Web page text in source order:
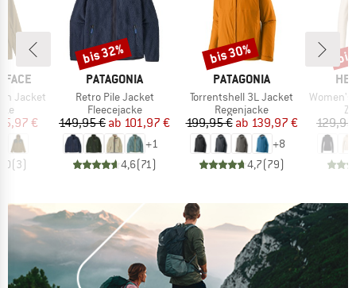
FACE
Jacket
Preis
€
(3)
MARKE
PATAGONIA
Artikel
Retro Pile Jacket
Produktgruppe
Fleecejacke
Preis
149,95 € reduzierter Preis
ab 101,97 €
+1
4,6(71)
Rabatt
bis 32%
MARKE
PATAGONIA
Artikel
Torrentshell 3L Jacket
Produktgruppe
Regenjacke
Preis
199,95 € reduzierter Preis
ab 139,97 €
+8
4,7(79)
Rabatt
bis 30%
Artikel
Women's
129,95